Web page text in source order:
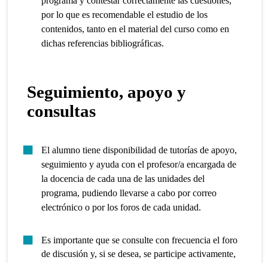
por lo que es recomendable el estudio de los
contenidos, tanto en el material del curso como en
dichas referencias bibliográficas.
Seguimiento, apoyo y
consultas
El alumno tiene disponibilidad de tutorías de apoyo,
seguimiento y ayuda con el profesor/a encargada de
la docencia de cada una de las unidades del
programa, pudiendo llevarse a cabo por correo
electrónico o por los foros de cada unidad.
Es importante que se consulte con frecuencia el foro
de discusión y, si se desea, se participe activamente,